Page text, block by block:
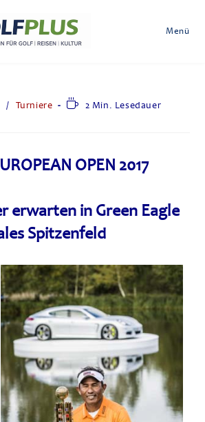
Menü
/ Turniere 2 Min. Lesedauer
OPEN 2017
erwarten in Green Eagle
Spitzenfeld